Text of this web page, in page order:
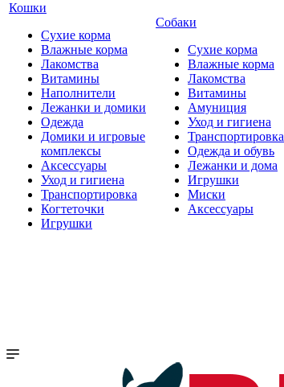
Кошки
Сухие корма
Влажные корма
Лакомства
Витамины
Наполнители
Лежанки и домики
Одежда
Домики и игровые
комплексы
Аксессуары
Уход и гигиена
Транспортировка
Когтеточки
Игрушки
Собаки
Сухие корма
Влажные корма
Лакомства
Витамины
Амуниция
Уход и гигиена
Транспортировка
Одежда и обувь
Лежанки и дома
Игрушки
Миски
Аксессуары